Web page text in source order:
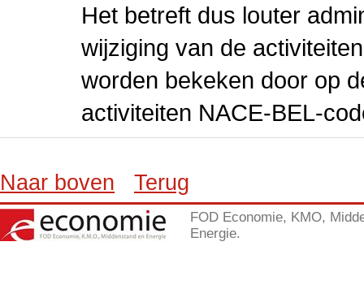
Het betreft dus louter
wijziging van de
worden bekeken door op
activiteiten NACE-BEL-
Naar boven Terug
FOD Economie, KMO,
Energie.